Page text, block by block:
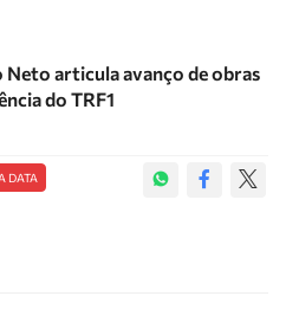
articula avanço de obras
do TRF1
DATA